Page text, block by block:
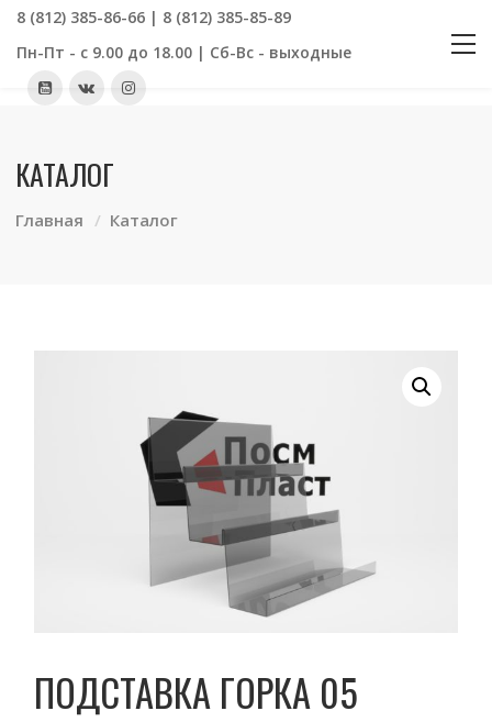
8 (812) 385-86-66 | 8 (812) 385-85-89
Пн-Пт - с 9.00 до 18.00 | Сб-Вс - выходные
КАТАЛОГ
Главная Каталог
ПОДСТАВКА ГОРКА 05